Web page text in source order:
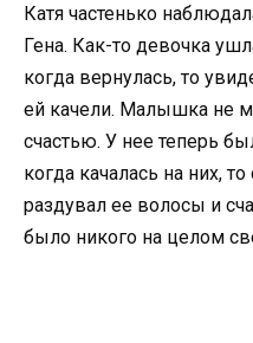
Катя частенько
Гена. Как-то девочка
когда вернулась, то
ей качели. Малышка не
счастью. У нее теперь
когда качалась на них,
раздувал ее волосы и
было никого на целом